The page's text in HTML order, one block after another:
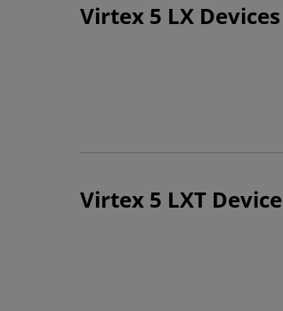
Virtex 5 LX Devices
Virtex 5 LXT